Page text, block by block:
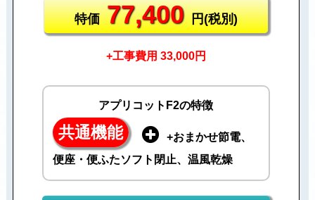
特価77,400円(税別)
+工事費用 33,000円
アプリコットF2の特徴
共通機能
+おまかせ節電、
便座・便ふたソフト閉止、温風乾燥